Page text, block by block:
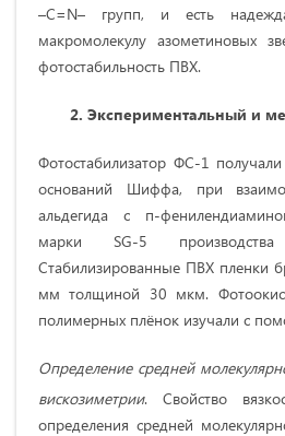
–С=N– групп, и есть
макромолекулу азометиновых
фотостабильность ПВХ.
2. Экспериментальный и
Фотостабилизатор ФС-1
оснований Шиффа, при
альдегида с п-
марки SG-5
Стабилизированные ПВХ пленки
мм толщиной 30 мкм.
полимерных плёнок изучали с
Определение средней
вискозиметрии. Свойство
определения средней